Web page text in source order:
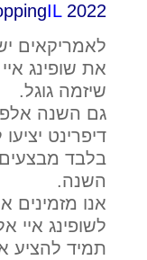
IL2022
לאמריקאים
את שופינג
שיזמה גוגל.
גם השנה
בלבד
השנה.
אנו מזמינים
תמיד להציע